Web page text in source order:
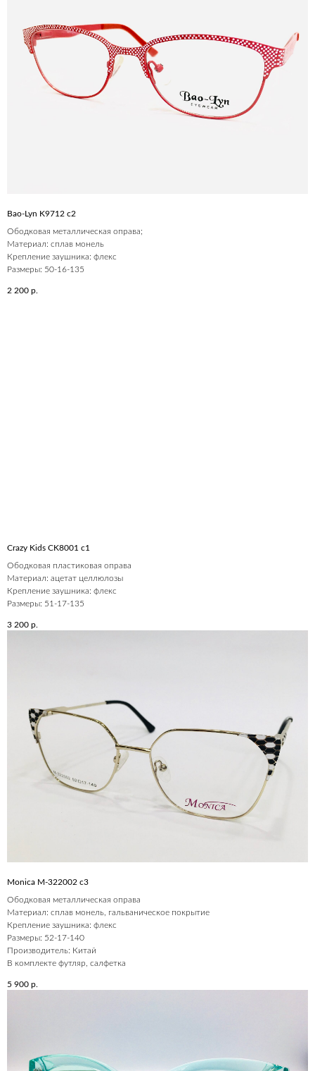
Bao-Lyn K9712 c2
Ободковая металлическая оправа;
Материал: сплав монель
Крепление заушника: флекс
Размеры: 50-16-135
2 200 р.
Crazy Kids CK8001 c1
Ободковая пластиковая оправа
Материал: ацетат целлюлозы
Крепление заушника: флекс
Размеры: 51-17-135
3 200 р.
Monica M-322002 с3
Ободковая металлическая оправа
Материал: сплав монель, гальваническое покрытие
Крепление заушника: флекс
Размеры: 52-17-140
Производитель: Китай
В комплекте футляр, салфетка
5 900 р.